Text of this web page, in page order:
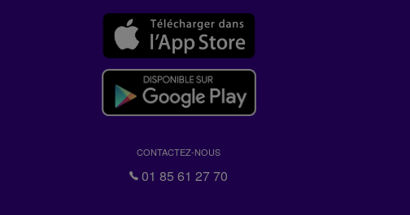
CONTACTEZ-NOUS
01 85 61 27 70